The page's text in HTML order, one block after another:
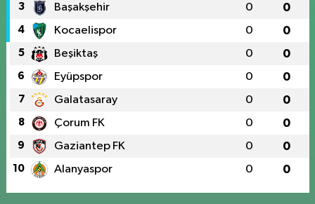
3 Başakşehir 0 0
4 Kocaelispor 0 0
5 Beşiktaş 0 0
6 Eyüpspor 0 0
7 Galatasaray 0 0
8 Çorum FK 0 0
9 Gaziantep FK 0 0
10 Alanyaspor 0 0